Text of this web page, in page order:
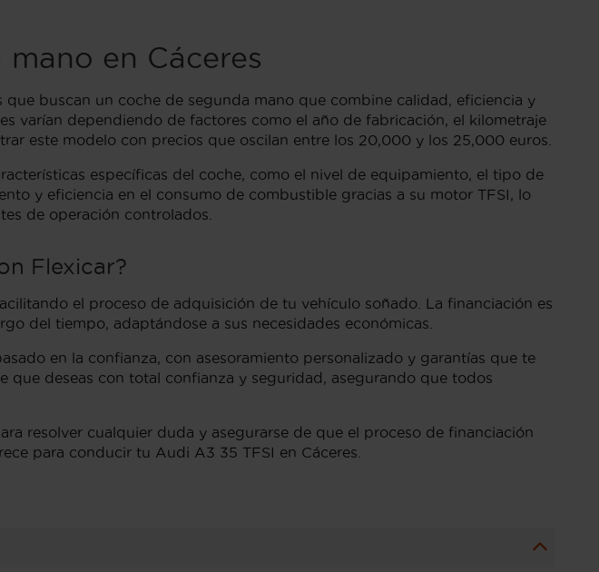
en Cáceres
buscan un coche de segunda mano que combine calidad, eficiencia y
varían dependiendo de factores como el año de fabricación, el kilometraje
este modelo con precios que oscilan entre los 20,000 y los 25,000 euros.
específicas del coche, como el nivel de equipamiento, el tipo de
y eficiencia en el consumo de combustible gracias a su motor TFSI, lo
de operación controlados.
Flexicar?
el proceso de adquisición de tu vehículo soñado. La financiación es
del tiempo, adaptándose a sus necesidades económicas.
en la confianza, con asesoramiento personalizado y garantías que te
deseas con total confianza y seguridad, asegurando que todos
resolver cualquier duda y asegurarse de que el proceso de financiación
para conducir tu Audi A3 35 TFSI en Cáceres.